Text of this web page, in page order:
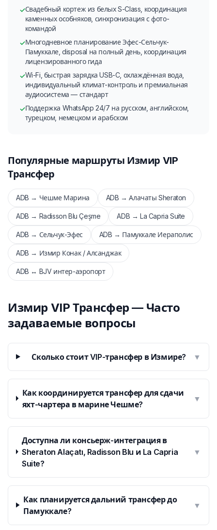
✓Свадебный кортеж из белых S-Class, координация
каменных особняков, синхронизация с фото-
командой
✓Многодневное планирование Эфес-Сельчук-
Памуккале, disposal на полный день, координация
лицензированного гида
✓Wi-Fi, быстрая зарядка USB-C, охлаждённая вода,
индивидуальный климат-контроль и премиальная
аудиосистема — стандарт
✓Поддержка WhatsApp 24/7 на русском, английском,
турецком, немецком и арабском
Популярные маршруты Измир VIP
Трансфер
ADB → Чешме Марина ADB → Алачаты Sheraton
ADB → Radisson Blu Çeşme ADB → La Capria Suite
ADB → Сельчук-Эфес ADB → Памуккале Иераполис
ADB → Измир Конак / Алсанджак
ADB ↔ BJV интер-аэропорт
Измир VIP Трансфер — Часто
задаваемые вопросы
Сколько стоит VIP-трансфер в Измире? ▼
Как координируется трансфер для сдачи
яхт-чартера в марине Чешме?
▼
Доступна ли консьерж-интеграция в
Sheraton Alaçatı, Radisson Blu и La Capria
Suite?
▼
Как планируется дальний трансфер до
Памуккале?
▼